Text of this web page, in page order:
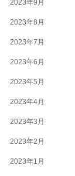
2023年9月
2023年8月
2023年7月
2023年6月
2023年5月
2023年4月
2023年3月
2023年2月
2023年1月